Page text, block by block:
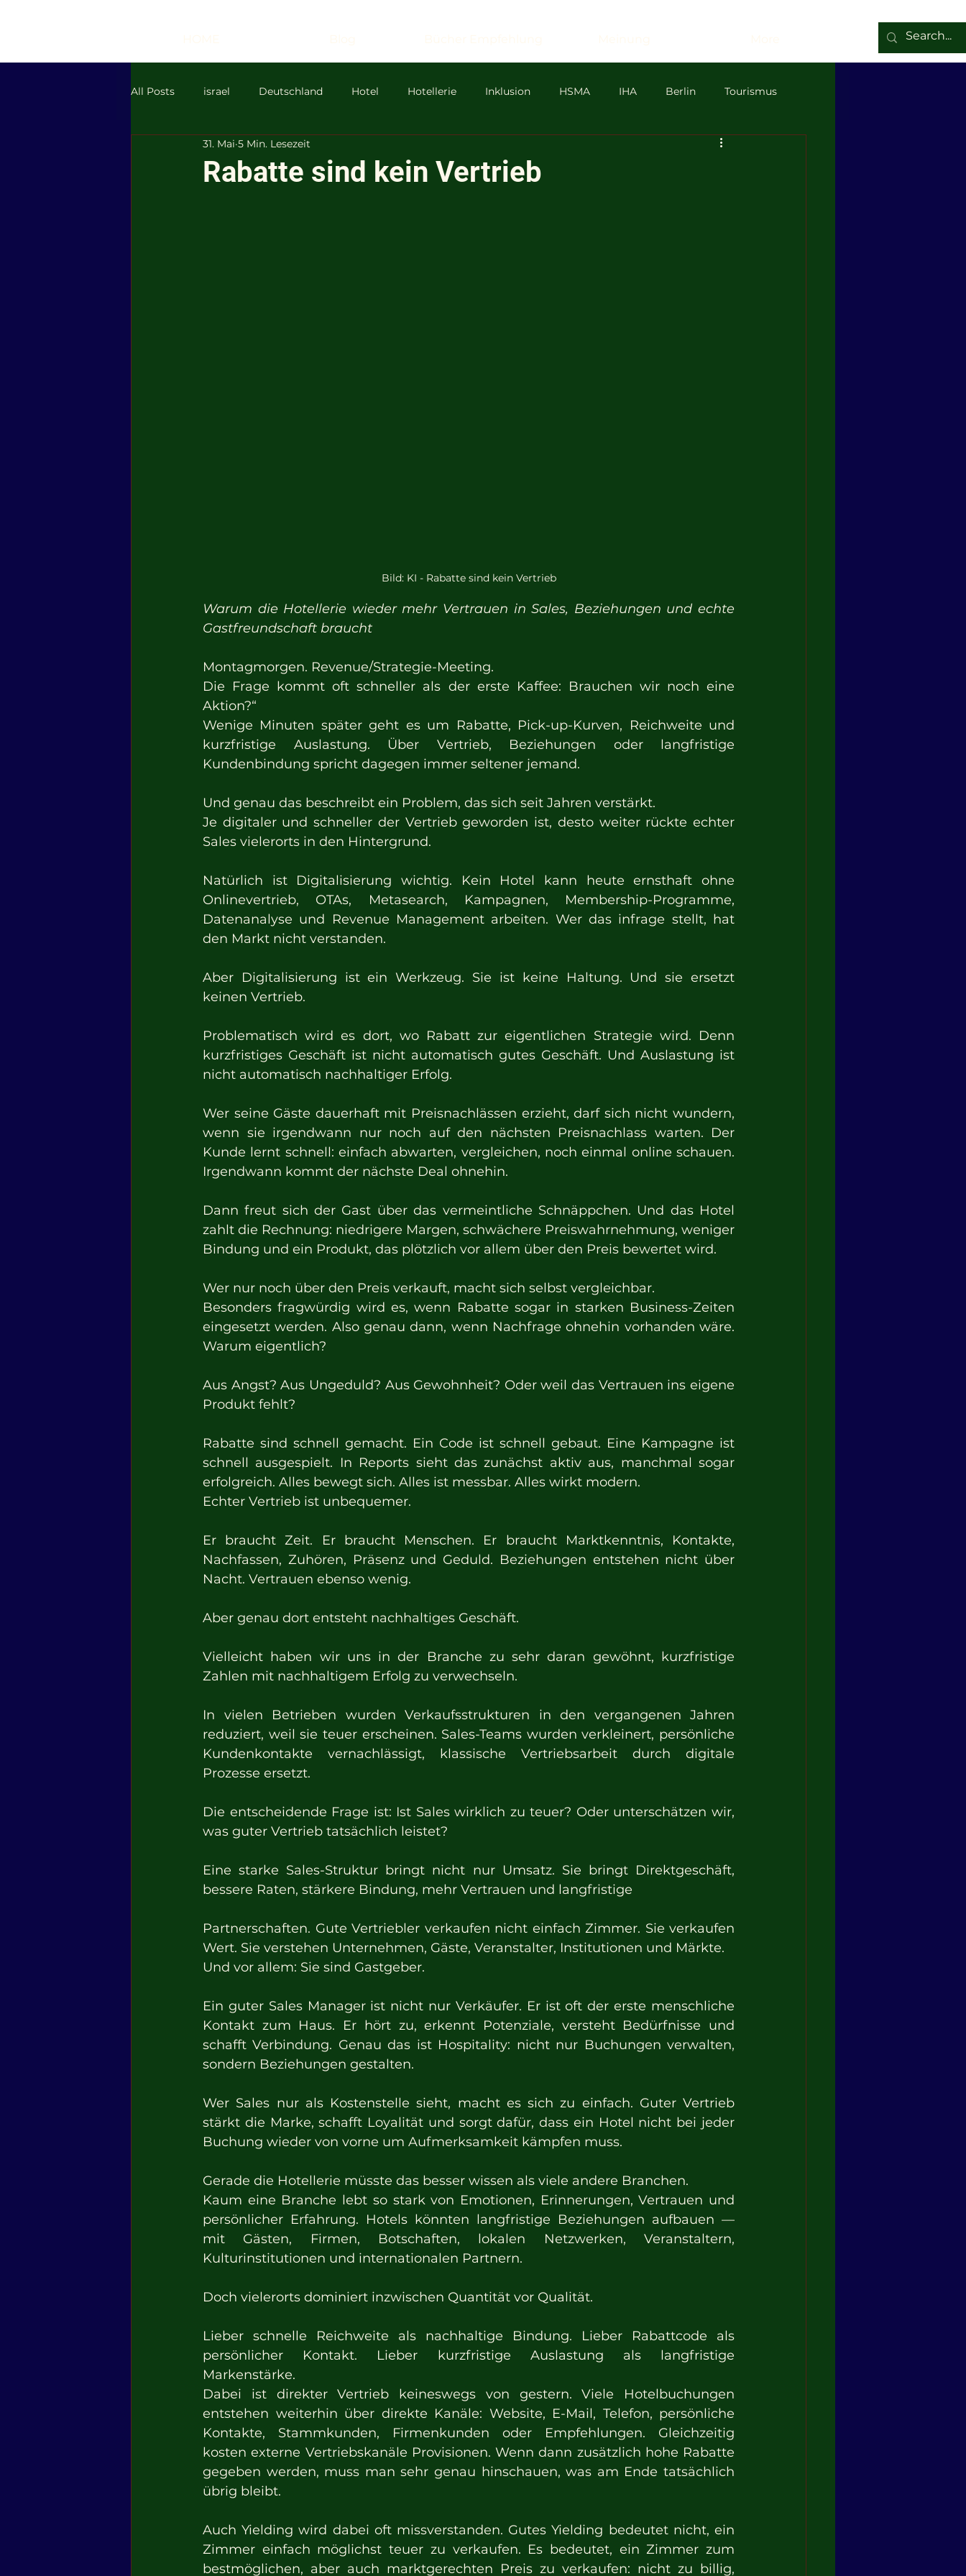
All Posts israel Deutschland Hotel Hotellerie Inklusion HSMA IHA Berlin Tourismus
RyanAir Lufthansa
Rabatte sind kein Vertrieb
31. Mai 5 Min. Lesezeit
Bild: KI - Rabatte sind kein Vertrieb
Warum die Hotellerie wieder mehr Vertrauen in Sales, Beziehungen und echte
Gastfreundschaft braucht
Montagmorgen. Revenue/Strategie-Meeting.
Die Frage kommt oft schneller als der erste Kaffee: Brauchen wir noch eine
Aktion?“
Wenige Minuten später geht es um Rabatte, Pick-up-Kurven, Reichweite und
kurzfristige Auslastung. Über Vertrieb, Beziehungen oder langfristige
Kundenbindung spricht dagegen immer seltener jemand.
Und genau das beschreibt ein Problem, das sich seit Jahren verstärkt.
Je digitaler und schneller der Vertrieb geworden ist, desto weiter rückte echter
Sales vielerorts in den Hintergrund.
Natürlich ist Digitalisierung wichtig. Kein Hotel kann heute ernsthaft ohne
Onlinevertrieb, OTAs, Metasearch, Kampagnen, Membership-Programme,
Datenanalyse und Revenue Management arbeiten. Wer das infrage stellt, hat
den Markt nicht verstanden.
Aber Digitalisierung ist ein Werkzeug. Sie ist keine Haltung. Und sie ersetzt
keinen Vertrieb.
Problematisch wird es dort, wo Rabatt zur eigentlichen Strategie wird. Denn
kurzfristiges Geschäft ist nicht automatisch gutes Geschäft. Und Auslastung ist
nicht automatisch nachhaltiger Erfolg.
Wer seine Gäste dauerhaft mit Preisnachlässen erzieht, darf sich nicht wundern,
wenn sie irgendwann nur noch auf den nächsten Preisnachlass warten. Der
Kunde lernt schnell: einfach abwarten, vergleichen, noch einmal online schauen.
Irgendwann kommt der nächste Deal ohnehin.
Dann freut sich der Gast über das vermeintliche Schnäppchen. Und das Hotel
zahlt die Rechnung: niedrigere Margen, schwächere Preiswahrnehmung, weniger
Bindung und ein Produkt, das plötzlich vor allem über den Preis bewertet wird.
Wer nur noch über den Preis verkauft, macht sich selbst vergleichbar.
Besonders fragwürdig wird es, wenn Rabatte sogar in starken Business-Zeiten
eingesetzt werden. Also genau dann, wenn Nachfrage ohnehin vorhanden wäre.
Warum eigentlich?
Aus Angst? Aus Ungeduld? Aus Gewohnheit? Oder weil das Vertrauen ins eigene
Produkt fehlt?
Rabatte sind schnell gemacht. Ein Code ist schnell gebaut. Eine Kampagne ist
schnell ausgespielt. In Reports sieht das zunächst aktiv aus, manchmal sogar
erfolgreich. Alles bewegt sich. Alles ist messbar. Alles wirkt modern.
Echter Vertrieb ist unbequemer.
Er braucht Zeit. Er braucht Menschen. Er braucht Marktkenntnis, Kontakte,
Nachfassen, Zuhören, Präsenz und Geduld. Beziehungen entstehen nicht über
Nacht. Vertrauen ebenso wenig.
Aber genau dort entsteht nachhaltiges Geschäft.
Vielleicht haben wir uns in der Branche zu sehr daran gewöhnt, kurzfristige
Zahlen mit nachhaltigem Erfolg zu verwechseln.
In vielen Betrieben wurden Verkaufsstrukturen in den vergangenen Jahren
reduziert, weil sie teuer erscheinen. Sales-Teams wurden verkleinert, persönliche
Kundenkontakte vernachlässigt, klassische Vertriebsarbeit durch digitale
Prozesse ersetzt.
Die entscheidende Frage ist: Ist Sales wirklich zu teuer? Oder unterschätzen wir,
was guter Vertrieb tatsächlich leistet?
Eine starke Sales-Struktur bringt nicht nur Umsatz. Sie bringt Direktgeschäft,
bessere Raten, stärkere Bindung, mehr Vertrauen und langfristige
Partnerschaften. Gute Vertriebler verkaufen nicht einfach Zimmer. Sie verkaufen
Wert. Sie verstehen Unternehmen, Gäste, Veranstalter, Institutionen und Märkte.
Und vor allem: Sie sind Gastgeber.
Ein guter Sales Manager ist nicht nur Verkäufer. Er ist oft der erste menschliche
Kontakt zum Haus. Er hört zu, erkennt Potenziale, versteht Bedürfnisse und
schafft Verbindung. Genau das ist Hospitality: nicht nur Buchungen verwalten,
sondern Beziehungen gestalten.
Wer Sales nur als Kostenstelle sieht, macht es sich zu einfach. Guter Vertrieb
stärkt die Marke, schafft Loyalität und sorgt dafür, dass ein Hotel nicht bei jeder
Buchung wieder von vorne um Aufmerksamkeit kämpfen muss.
Gerade die Hotellerie müsste das besser wissen als viele andere Branchen.
Kaum eine Branche lebt so stark von Emotionen, Erinnerungen, Vertrauen und
persönlicher Erfahrung. Hotels könnten langfristige Beziehungen aufbauen —
mit Gästen, Firmen, Botschaften, lokalen Netzwerken, Veranstaltern,
Kulturinstitutionen und internationalen Partnern.
Doch vielerorts dominiert inzwischen Quantität vor Qualität.
Lieber schnelle Reichweite als nachhaltige Bindung. Lieber Rabattcode als
persönlicher Kontakt. Lieber kurzfristige Auslastung als langfristige
Markenstärke.
Dabei ist direkter Vertrieb keineswegs von gestern. Viele Hotelbuchungen
entstehen weiterhin über direkte Kanäle: Website, E-Mail, Telefon, persönliche
Kontakte, Stammkunden, Firmenkunden oder Empfehlungen. Gleichzeitig
kosten externe Vertriebskanäle Provisionen. Wenn dann zusätzlich hohe Rabatte
gegeben werden, muss man sehr genau hinschauen, was am Ende tatsächlich
übrig bleibt.
Auch Yielding wird dabei oft missverstanden. Gutes Yielding bedeutet nicht, ein
Zimmer einfach möglichst teuer zu verkaufen. Es bedeutet, ein Zimmer zum
bestmöglichen, aber auch marktgerechten Preis zu verkaufen: nicht zu billig,